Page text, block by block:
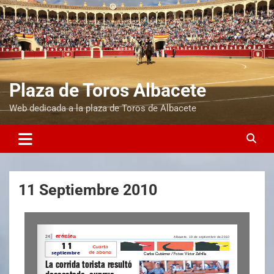
Plaza de Toros Albacete
Web dedicada a la plaza de Toros de Albacete
11 Septiembre 2010